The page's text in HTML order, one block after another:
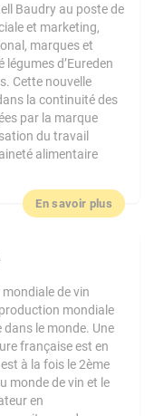
Baudry au poste de
et marketing,
marques et
légumes d’Eureden
Cette nouvelle
la continuité des
par la marque
du travail
alimentaire
En savoir plus
de vin
mondiale
dans le monde. Une
française est en
à la fois le 2ème
monde de vin et le
en